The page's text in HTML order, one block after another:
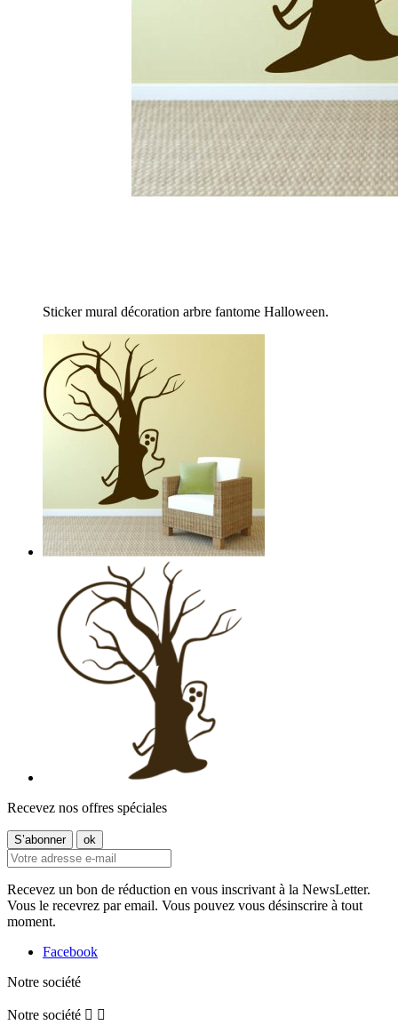
Sticker mural décoration arbre fantome Halloween.
Recevez nos offres spéciales
Recevez un bon de réduction en vous inscrivant à la NewsLetter.
Vous le recevrez par email. Vous pouvez vous désinscrire à tout
moment.
Facebook
Notre société
Notre société  